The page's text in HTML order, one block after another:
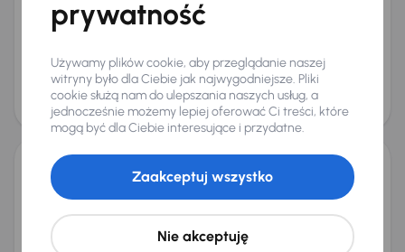
Salon Polska
+8 kolejnych
Miesięczna rata
od 435 zł 69 000 zł
Cena
73 000 zł
Škoda Octavia
177 895 kmAutomatDiesel2.0 TDI110 kW
2.0 TDI
Miesięczna rata Cena promocyjna
prywatność
Używamy plików cookie, aby przeglądanie naszej
witryny było dla Ciebie jak najwygodniejsze. Pliki
cookie służą nam do ulepszania naszych usług, a
jednocześnie możemy lepiej oferować Ci treści, które
mogą być dla Ciebie interesujące i przydatne.
Nie akceptuję
Zaakceptuj wszystko